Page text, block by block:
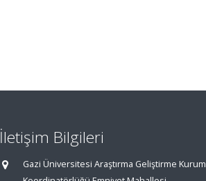
İletişim Bilgileri
Gazi Üniversitesi Araştırma Geliştirme Kurum